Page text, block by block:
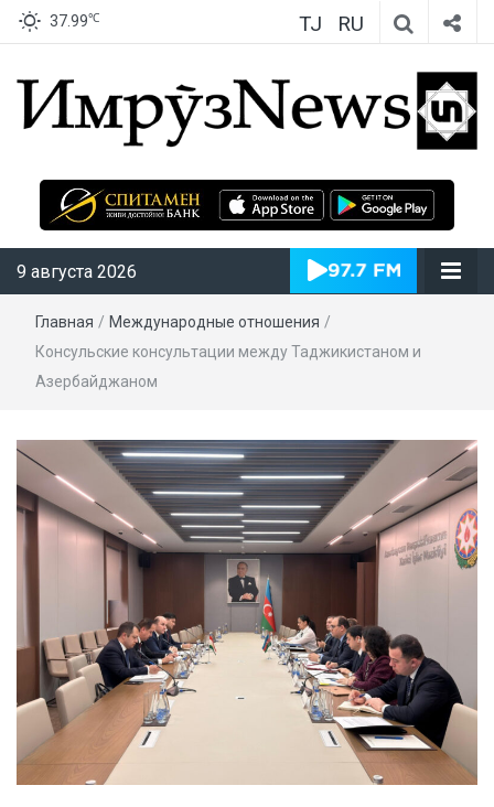
37.99℃ TJ RU
ИмрӯзNews
9 августа 2026
Главная / Международные отношения /
Консульские консультации между Таджикистаном и
Азербайджаном